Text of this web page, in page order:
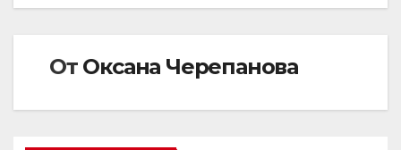
От Оксана Черепанова